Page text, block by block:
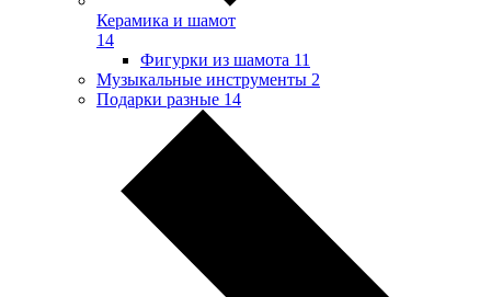
Керамика и шамот
14
Фигурки из шамота 11
Музыкальные инструменты 2
Подарки разные 14